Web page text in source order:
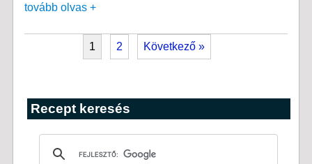
tovább olvas +
1 2 Következő »
Recept keresés